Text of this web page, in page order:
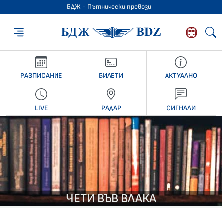
БДЖ - Пътнически превози
БДЖ -
РАЗПИСАНИЕ БИЛЕТИ АКТУАЛНО
LIVE РАДАР СИГНАЛИ
ЧЕТИ ВЪВ ВЛАКА